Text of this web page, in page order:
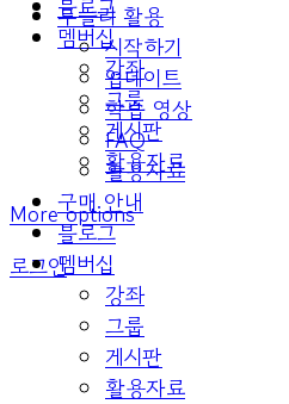
멤버십
강좌
그룹
게시판
활용자료
More options
로그인
두들리 활용
시작하기
업데이트
학습 영상
FAQ
활용자료
구매 안내
블로그
멤버십
강좌
그룹
게시판
활용자료